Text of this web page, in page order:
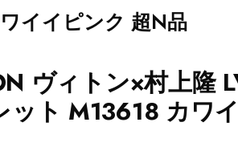
イイピンク 超N品
ヴィトン×村上隆
ット M13618 カワ